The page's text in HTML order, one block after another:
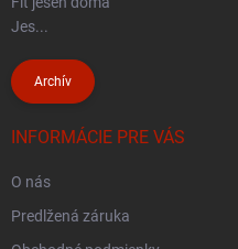
Jes...
Archív
INFORMÁCIE PRE VÁS
O nás
Predlžená záruka